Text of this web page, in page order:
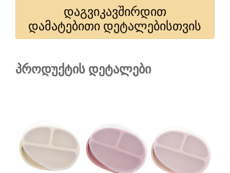
დაგვიკავშირდით
დამატებითი დეტალებისთვის
პროდუქტის დეტალები